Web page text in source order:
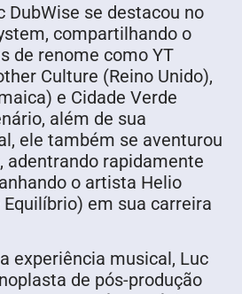
DubWise se destacou no
compartilhando o
de renome como YT
Culture (Reino Unido),
e Cidade Verde
além de sua
ele também se aventurou
adentrando rapidamente
o artista Helio
em sua carreira
experiência musical, Luc
de pós-produção